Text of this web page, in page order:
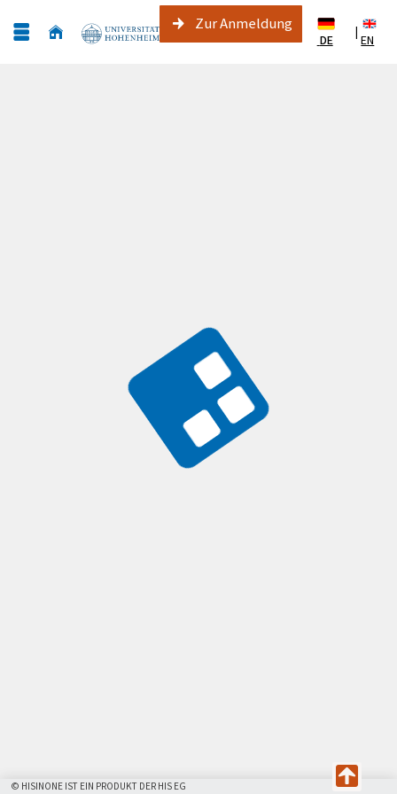
Zur Anmeldung
DE
|
EN
© HISINONE IST EIN PRODUKT DER HIS EG